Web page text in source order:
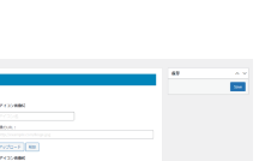
｜サイトマップ作
めプラグイン